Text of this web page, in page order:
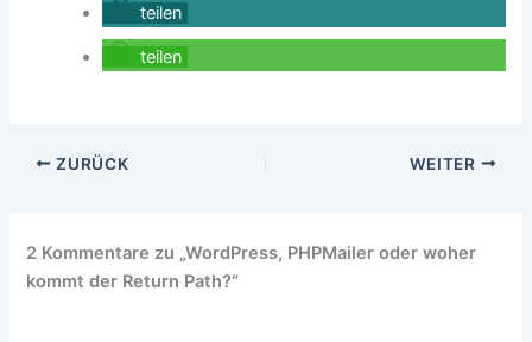
teilen
teilen
ZURÜCK WEITER
2 Kommentare zu „WordPress, PHPMailer oder woher
kommt der Return Path?“